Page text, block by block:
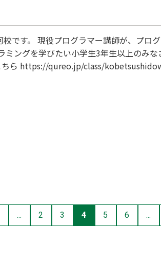
校です。 現役プログラマー講師が、プロ
ミングを学びたい小学生3年生以上のみ
ら https://qureo.jp/class/
... 2 3 4 5 6 ...